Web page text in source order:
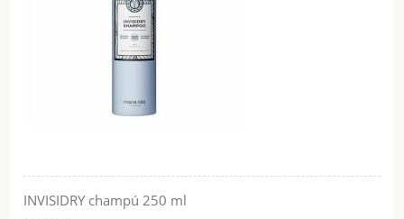
INVISIDRY champú 250 ml